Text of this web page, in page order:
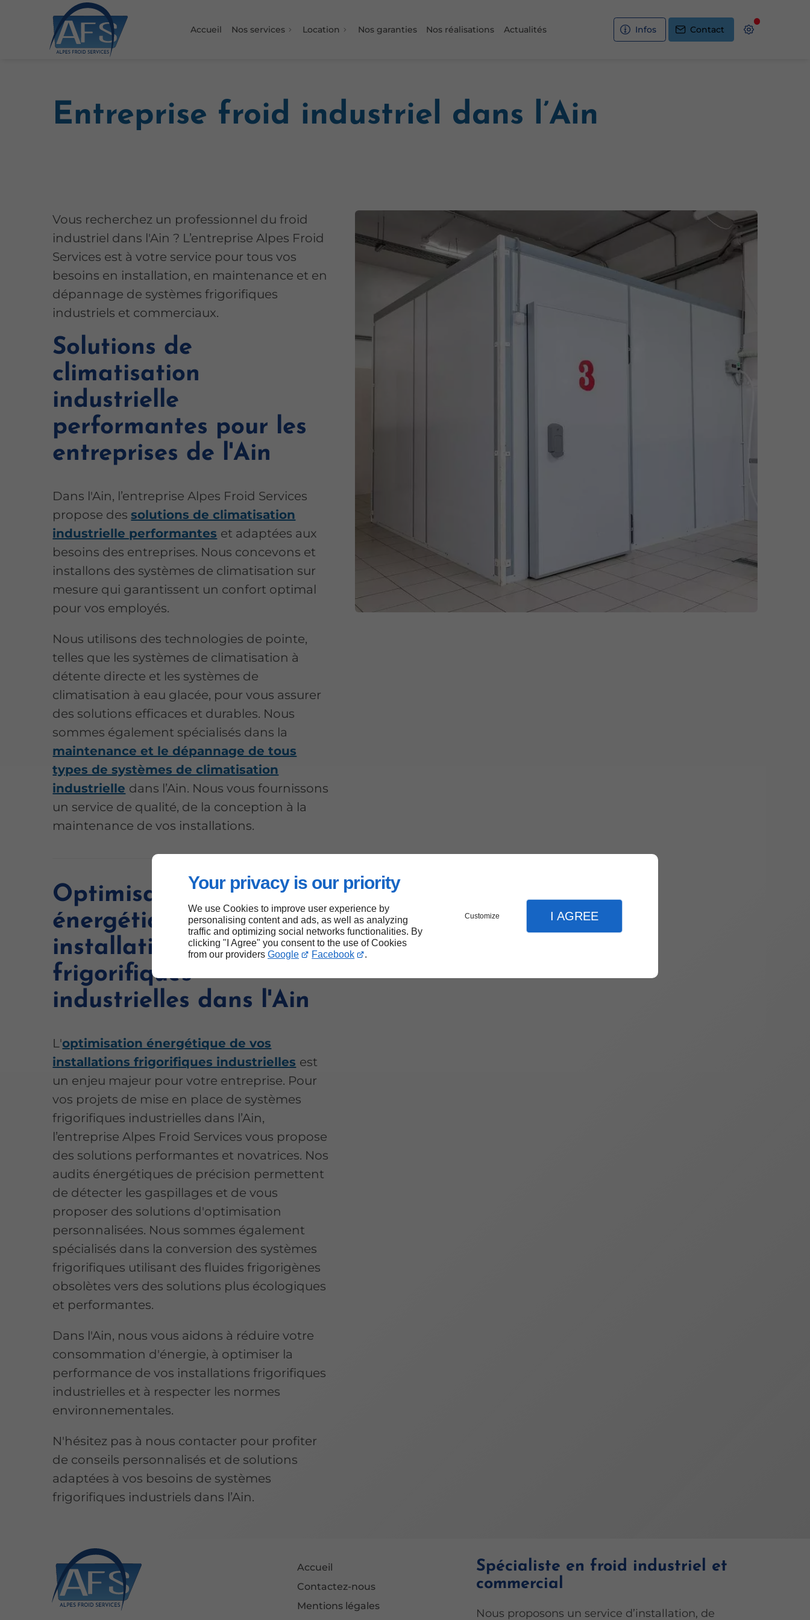
Your privacy is our priority
We use Cookies to improve user experience by
personalising content and ads, as well as analyzing
traffic and optimizing social networks functionalities. By
clicking "I Agree" you consent to the use of Cookies
from our providers Google Facebook .
Customize I AGREE
Accueil Nos services Location Nos garanties Nos réalisations Actualités Infos Contact
Entreprise froid industriel dans l’Ain
Vous recherchez un professionnel du froid
industriel dans l'Ain ? L’entreprise Alpes Froid
Services est à votre service pour tous vos
besoins en installation, en maintenance et en
dépannage de systèmes frigorifiques
industriels et commerciaux.
Solutions de
climatisation
industrielle
performantes pour les
entreprises de l'Ain
Dans l'Ain, l’entreprise Alpes Froid Services
propose dessolutions de climatisation
industrielle performantes et adaptées aux
besoins des entreprises. Nous concevons et
installons des systèmes de climatisation sur
mesure qui garantissent un confort optimal
pour vos employés.
Nous utilisons des technologies de pointe,
telles que les systèmes de climatisation à
détente directe et les systèmes de
climatisation à eau glacée, pour vous assurer
des solutions efficaces et durables. Nous
sommes également spécialisés dans la
maintenance et le dépannage de tous
types de systèmes de climatisation
industrielle dans l’Ain. Nous vous fournissons
un service de qualité, de la conception à la
maintenance de vos installations.
Optimisation
énergétique de vos
installations
frigorifiques
industrielles dans l'Ain
L'optimisation énergétique de vos
installations frigorifiques industrielles est
un enjeu majeur pour votre entreprise. Pour
vos projets de mise en place de systèmes
frigorifiques industrielles dans l’Ain,
l’entreprise Alpes Froid Services vous propose
des solutions performantes et novatrices. Nos
audits énergétiques de précision permettent
de détecter les gaspillages et de vous
proposer des solutions d'optimisation
personnalisées. Nous sommes également
spécialisés dans la conversion des systèmes
frigorifiques utilisant des fluides frigorigènes
obsolètes vers des solutions plus écologiques
et performantes.
Dans l'Ain, nous vous aidons à réduire votre
consommation d'énergie, à optimiser la
performance de vos installations frigorifiques
industrielles et à respecter les normes
environnementales.
N'hésitez pas à nous contacter pour profiter
de conseils personnalisés et de solutions
adaptées à vos besoins de systèmes
frigorifiques industriels dans l’Ain.
Accueil
Contactez-nous
Mentions légales
Spécialiste en froid industriel et
commercial
Nous proposons un service d’installation, de